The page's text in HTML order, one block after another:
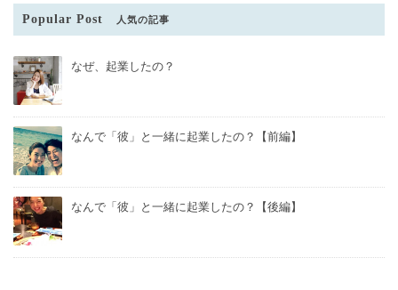
Popular Post 人気の記事
なぜ、起業したの？
なんで「彼」と一緒に起業したの？【前編】
なんで「彼」と一緒に起業したの？【後編】